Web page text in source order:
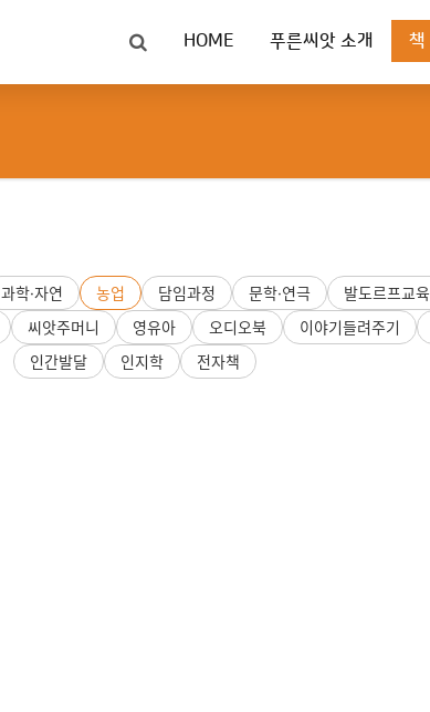
HOME 푸른씨앗 소개 책
과학·자연 농업 담임과정 문학·연극 발도르프교육
씨앗주머니 영유아 오디오북 이야기들려주기
인간발달
인지학 전자책